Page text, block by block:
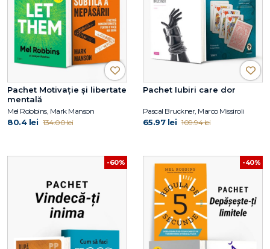
Pachet Motivație și libertate
mentală
Mel Robbins, Mark Manson
80.4 lei 134.00 lei
Pachet Iubiri care dor
Pascal Bruckner, Marco Missiroli
65.97 lei 109.94 lei
-60% -40%